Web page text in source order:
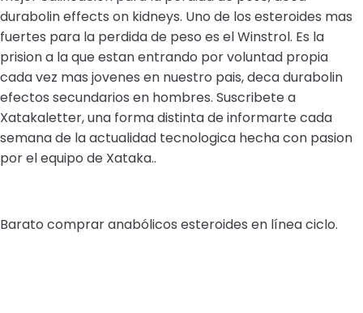
durabolin effects on kidneys. Uno de los esteroides mas
fuertes para la perdida de peso es el Winstrol. Es la
prision a la que estan entrando por voluntad propia
cada vez mas jovenes en nuestro pais, deca durabolin
efectos secundarios en hombres. Suscribete a
Xatakaletter, una forma distinta de informarte cada
semana de la actualidad tecnologica hecha con pasion
por el equipo de Xataka..
Barato comprar anabólicos esteroides en línea ciclo.